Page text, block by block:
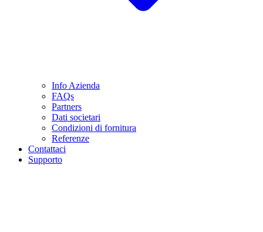
Info Azienda
FAQs
Partners
Dati societari
Condizioni di fornitura
Referenze
Contattaci
Supporto